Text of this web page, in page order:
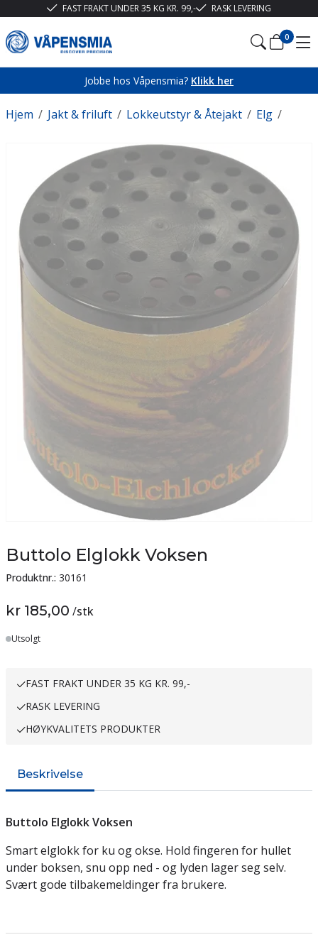
FAST FRAKT UNDER 35 KG KR. 99,- RASK LEVERING
0
Jobbe hos Våpensmia? Klikk her
/
Hjem /
Jakt & friluft /
Lokkeutstyr & Åtejakt /
Elg
Buttolo Elglokk Voksen
Produktnr.: 30161
kr 185,00 /stk
Utsolgt
FAST FRAKT UNDER 35 KG KR. 99,-
RASK LEVERING
HØYKVALITETS PRODUKTER
Beskrivelse
Buttolo Elglokk Voksen
Smart elglokk for ku og okse. Hold fingeren for hullet
under boksen, snu opp ned - og lyden lager seg selv.
Svært gode tilbakemeldinger fra brukere.